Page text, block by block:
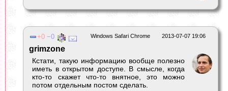
2013-07-07 19:06
Windows Safari Chrome
0 0
grimzone
Кстати, такую информацию вообще полезно
иметь в открытом доступе. В смысле, когда
кто-то скажет что-то внятное, это можно
потом отдельным постом сделать.